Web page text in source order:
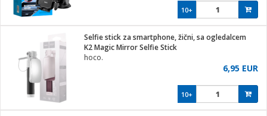
Vitrine
10+
Selfie stick za smartphone, žični, sa ogledalcem
K2 Magic Mirror Selfie Stick
hoco.
6,95 EUR
10+